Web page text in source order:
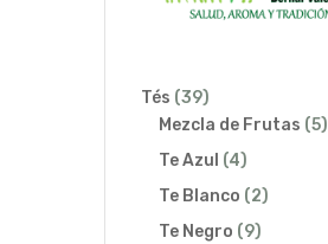
Tés 3939
productos
Mezcla de Frutas 55
Te Azul 44
productos
Te Blanco 22
Te Negro 99